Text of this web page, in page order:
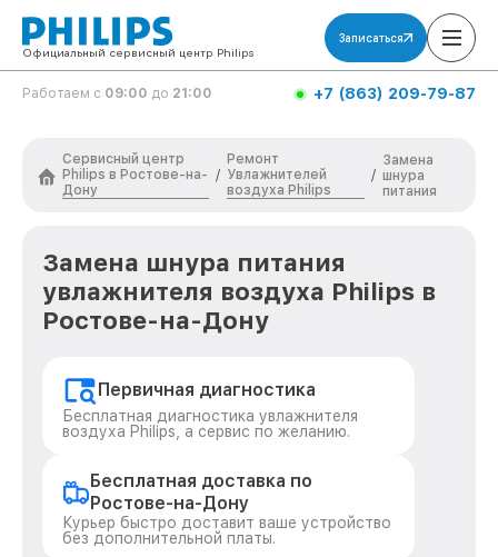
Официальный сервисный центр Philips
Записаться
Работаем с 09:00 до 21:00 +7 (863) 209-79-87
Сервисный центр
Philips в Ростове-на-
Дону
/
Ремонт
Увлажнителей
воздуха Philips
/
Замена
шнура
питания
Замена шнура питания
увлажнителя воздуха Philips в
Ростове-на-Дону
Первичная диагностика
Бесплатная диагностика увлажнителя
воздуха Philips, а сервис по желанию.
Бесплатная доставка по
Ростове-на-Дону
Курьер быстро доставит ваше устройство
без дополнительной платы.